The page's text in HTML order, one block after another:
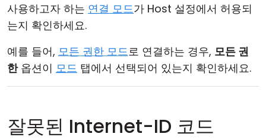
사용하고자 하는 연결 모드가 Host 설정에서 허용되
는지 확인하세요.
예를 들어, 모든 권한 모드로 연결하는 경우, 모든 권
한옵션이 모드 탭에서 선택되어 있는지 확인하세요.
잘못된 Internet-ID 코드